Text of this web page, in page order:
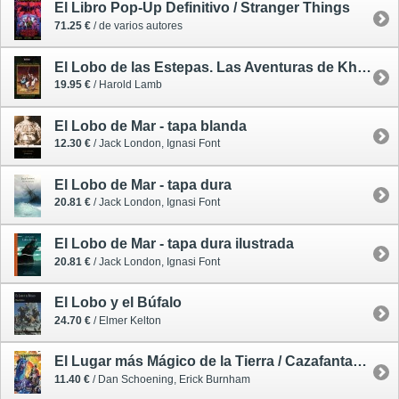
El Libro Pop-Up Definitivo / Stranger Things
71.25 € / de varios autores
El Lobo de las Estepas. Las Aventuras de Khlit el Cosaco
19.95 € / Harold Lamb
El Lobo de Mar - tapa blanda
12.30 € / Jack London, Ignasi Font
El Lobo de Mar - tapa dura
20.81 € / Jack London, Ignasi Font
El Lobo de Mar - tapa dura ilustrada
20.81 € / Jack London, Ignasi Font
El Lobo y el Búfalo
24.70 € / Elmer Kelton
El Lugar más Mágico de la Tierra / Cazafantasmas 2 - cómic
11.40 € / Dan Schoening, Erick Burnham